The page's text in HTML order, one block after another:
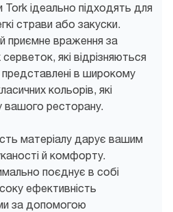
Tork ідеально підходять для
страви або закуски.
приємне враження за
які відрізняються
в широкому
кольорів, які
вашого ресторану.
матеріалу дарує вашим
й комфорту.
поєднує в собі
ефективність
за допомогою